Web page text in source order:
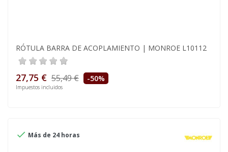
RÓTULA BARRA DE ACOPLAMIENTO | MONROE L10112
27,75 € 55,49 € -50%
Impuestos incluidos
 Más de 24 horas